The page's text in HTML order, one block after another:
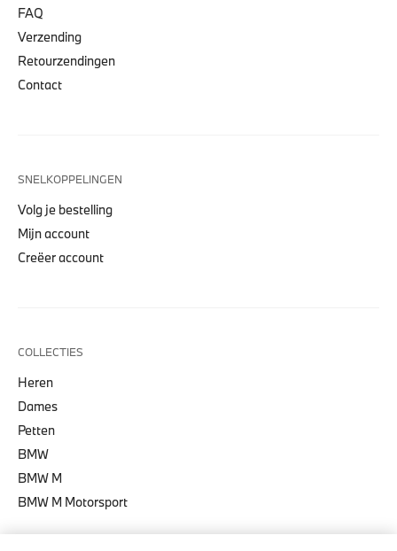
FAQ
Verzending
Retourzendingen
Contact
SNELKOPPELINGEN
Volg je bestelling
Mijn account
Creëer account
COLLECTIES
Heren
Dames
Petten
BMW
BMW M
BMW M Motorsport